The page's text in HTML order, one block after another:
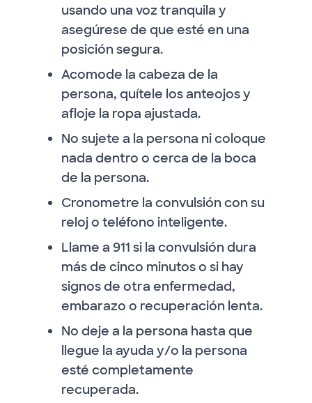
usando una voz tranquila y
asegúrese de que esté en una
posición segura.
Acomode la cabeza de la
persona, quítele los anteojos y
afloje la ropa ajustada.
No sujete a la persona ni coloque
nada dentro o cerca de la boca
de la persona.
Cronometre la convulsión con su
reloj o teléfono inteligente.
Llame a 911 si la convulsión dura
más de cinco minutos o si hay
signos de otra enfermedad,
embarazo o recuperación lenta.
No deje a la persona hasta que
llegue la ayuda y/o la persona
esté completamente
recuperada.